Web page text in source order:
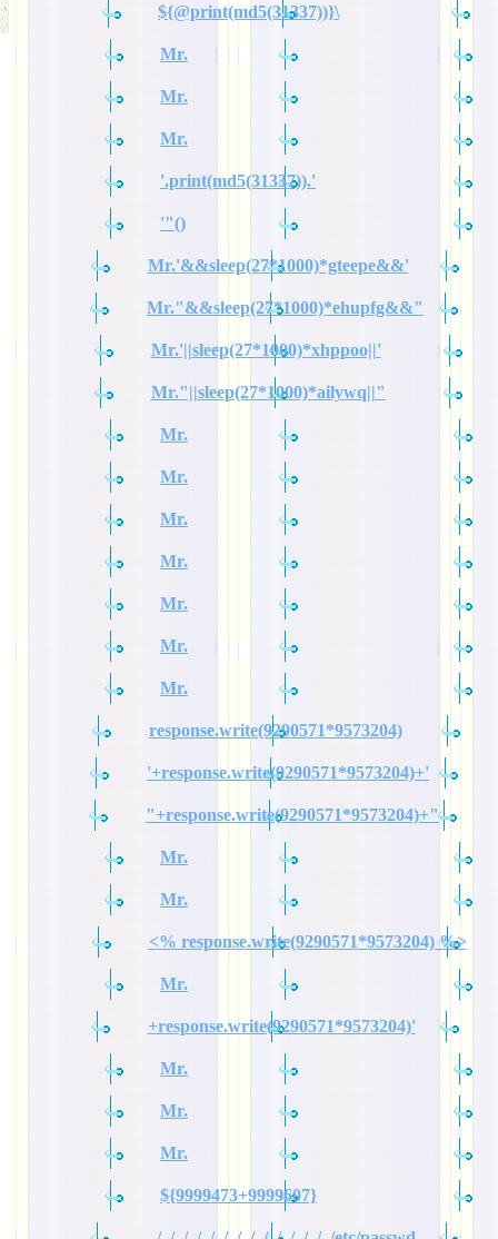
${@print(md5(31337))}\
Mr.
Mr.
Mr.
'.print(md5(31337)).'
'"()
Mr.'&&sleep(27*1000)*gteepe&&'
Mr."&&sleep(27*1000)*ehupfg&&"
Mr.'||sleep(27*1000)*xhppoo||'
Mr."||sleep(27*1000)*ailywq||"
Mr.
Mr.
Mr.
Mr.
Mr.
Mr.
Mr.
response.write(9290571*9573204)
'+response.write(9290571*9573204)+'
"+response.write(9290571*9573204)+"
Mr.
Mr.
<% response.write(9290571*9573204) %>
Mr.
+response.write(9290571*9573204)'
Mr.
Mr.
Mr.
${9999473+9999607}